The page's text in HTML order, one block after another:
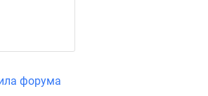
форума